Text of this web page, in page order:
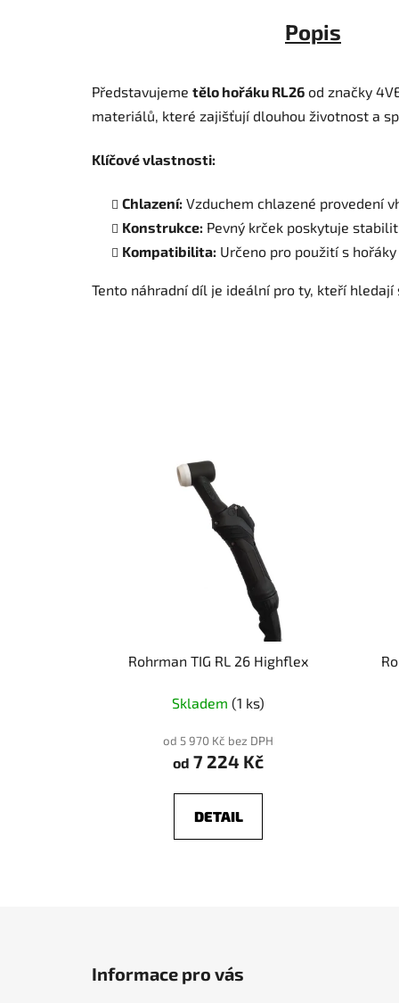
Popis
Představujeme tělo hořáku RL26 od značky
materiálů, které zajišťují dlouhou životnost a
Klíčové vlastnosti:
Chlazení: Vzduchem chlazené provedení
Konstrukce: Pevný krček poskytuje
Kompatibilita: Určeno pro použití s hořáky
Tento náhradní díl je ideální pro ty, kteří
Rohrman TIG RL 26 Highflex
Skladem(1 ks)
od 5 970 Kč bez DPH
od 7 224 Kč
DETAIL
Informace pro vás